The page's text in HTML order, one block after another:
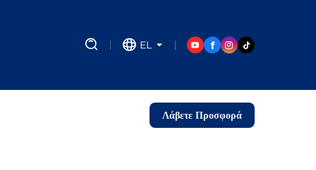
EL
Λάβετε Προσφορά